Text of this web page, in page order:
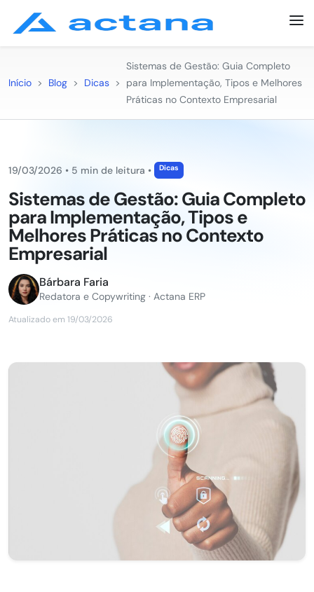
Início > Blog > Dicas >
Sistemas de Gestão: Guia Completo
para Implementação, Tipos e Melhores
Práticas no Contexto Empresarial
19/03/2026 • 5 min de leitura • Dicas
Sistemas de Gestão: Guia Completo
para Implementação, Tipos e
Melhores Práticas no Contexto
Empresarial
Bárbara Faria
Redatora e Copywriting · Actana ERP
Atualizado em 19/03/2026